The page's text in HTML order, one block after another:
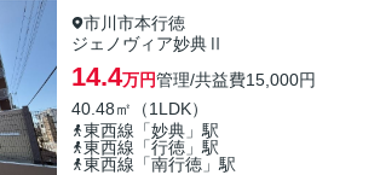
市川市本行徳
ジェノヴィア妙典Ⅱ
14.4万円管理/共益費15,000円
40.48㎡（1LDK）
東西線「妙典」駅
東西線「行徳」駅
東西線「南行徳」駅